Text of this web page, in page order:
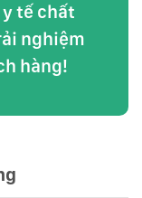
tế chất
nghiệm
hàng!